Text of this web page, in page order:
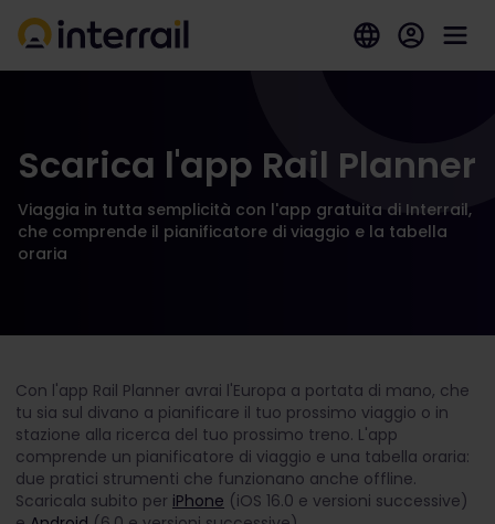
Scarica l'app Rail Planner
Viaggia in tutta semplicità con l'app gratuita di Interrail,
che comprende il pianificatore di viaggio e la tabella
oraria
Con l'app Rail Planner avrai l'Europa a portata di mano, che
tu sia sul divano a pianificare il tuo prossimo viaggio o in
stazione alla ricerca del tuo prossimo treno. L'app
comprende un pianificatore di viaggio e una tabella oraria:
due pratici strumenti che funzionano anche offline.
Scaricala subito per iPhone (iOS 16.0 e versioni successive)